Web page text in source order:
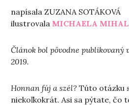
napísala ZUZANA SOTÁKOVÁ
ilustrovala MICHAELA
Článok bol pôvodne publikovaný
2019.
Honnan fúj a szél? Túto otázku
niekoľkokrát. Asi sa pýtate, čo